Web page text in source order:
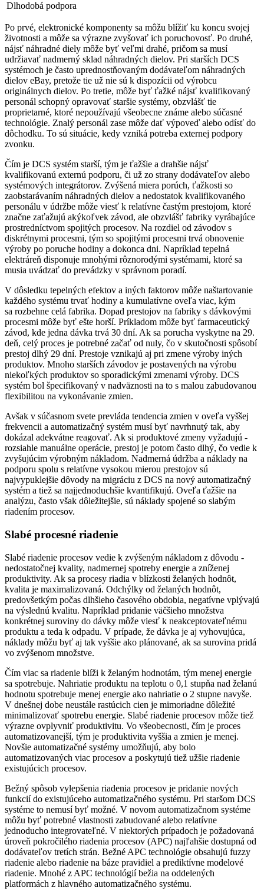
Dlhodobá podpora
Po prvé, elektronické komponenty sa môžu blížiť ku koncu svojej
životnosti a môže sa výrazne zvyšovať ich poruchovosť. Po druhé,
nájsť náhradné diely môže byť veľmi drahé, pričom sa musí
udržiavať nadmerný sklad náhradných dielov. Pri starších DCS
systémoch je často uprednostňovaným dodávateľom náhradných
dielov eBay, pretože tie už nie sú k dispozícii od výrobcu
originálnych dielov. Po tretie, môže byť ťažké nájsť kvalifikovaný
personál schopný opravovať staršie systémy, obzvlášť tie
proprietarné, ktoré nepoužívajú všeobecne známe alebo súčasné
technológie. Znalý personál zase môže dať výpoveď alebo odísť do
dôchodku. To sú situácie, kedy vzniká potreba externej podpory
zvonku.
Čím je DCS systém starší, tým je ťažšie a drahšie nájsť
kvalifikovanú externú podporu, či už zo strany dodávateľov alebo
systémových integrátorov. Zvýšená miera porúch, ťažkosti so
zaobstarávaním náhradných ­dielov a nedostatok kvalifikovaného
personálu v údržbe môže viesť k relatívne častým prestojom, ktoré
značne zaťažujú akýkoľvek závod, ale obzvlášť fabriky vyrábajúce
prostredníctvom spojitých procesov. Na rozdiel od závodov s
diskrétnymi procesmi, tým so spojitými procesmi trvá obnovenie
výroby po poruche hodiny a dokonca dni. Napríklad tepelná
elektráreň disponuje mnohými rôznorodými systémami, ktoré sa
musia uvádzať do prevádzky v správnom poradí.
V dôsledku tepelných efektov a iných faktorov môže naštartovanie
každého systému trvať hodiny a kumulatívne oveľa viac, kým
sa rozbehne celá fabrika. Dopad prestojov na fabriky s dávkovými
procesmi môže byť ešte horší. Príkladom môže byť farmaceutický
závod, kde jedna dávka trvá 30 dní. Ak sa porucha vyskytne na 29.
deň, celý proces je ­potrebné začať od nuly, čo v skutočnosti spôsobí
prestoj dlhý 29 dní. Prestoje vznikajú aj pri zmene výroby iných
produktov. Mnoho starších závodov je postavených na výrobu
niekoľkých produktov so sporadickými zmenami výroby. DCS
systém bol špecifikovaný v nadväznosti na to s malou zabudovanou
flexibilitou na vykonávanie zmien.
Avšak v súčasnom svete prevláda tendencia zmien v oveľa vyššej
frekvencii a automatizačný systém musí byť navrhnutý tak, aby
dokázal adekvátne reagovať. Ak si produktové zmeny vyžadujú ­
rozsiahle manuálne operácie, prestoj je potom často dlhý, čo vedie k
zvyšujúcim výrobným nákladom. Nadmerná údržba a náklady na
podporu spolu s relatívne vysokou mierou prestojov sú
najvypuklejšie dôvody na migráciu z DCS na nový automatizačný
systém a tiež sa najjednoduchšie kvantifikujú. Oveľa ťažšie na
analýzu, často však dôležitejšie, sú náklady spojené so slabým
riadením procesov.
Slabé procesné riadenie
Slabé riadenie procesov vedie k zvýšeným nákladom z dôvodu ­
nedostatočnej kvality, nadmernej spotreby energie a zníženej
produktivity. Ak sa procesy riadia v blízkosti želaných hodnôt,
kvalita je maximalizovaná. Odchýlky od želaných hodnôt,
predovšetkým počas dlhšieho časového obdobia, negatívne vplývajú
na výslednú kvalitu. Napríklad pridanie väčšieho množstva
konkrétnej suroviny do dávky môže viesť k neakceptovateľnému
produktu a teda k odpadu. V ­prípade, že dávka je aj vyhovujúca,
náklady môžu byť aj tak vyššie ako plánované, ak sa surovina pridá
vo zvýšenom množstve.
Čím viac sa riadenie blíži k želaným hodnotám, tým menej energie
sa spotrebuje. Nahriatie produktu na teplotu o 0,1 stupňa nad želanú
hodnotu spotrebuje menej energie ako nahriatie o 2 stupne ­navyše.
V dnešnej dobe neustále rastúcich cien je mimoriadne ­dôležité
minimalizovať spotrebu energie. Slabé riadenie procesov môže tiež
výrazne ovplyvniť produktivitu. Vo všeobecnosti, čím je proces
automatizovanejší, tým je produktivita vyššia a zmien je menej.
Novšie automatizačné systémy umožňujú, aby bolo
automatizovaných viac procesov a poskytujú tiež užšie riadenie
existujúcich procesov.
Bežný spôsob vylepšenia riadenia procesov je pridanie nových
funkcií do existujúceho automatizačného systému. Pri staršom DCS
systéme to nemusí byť možné. V novom automatizačnom systéme
môžu byť potrebné vlastnosti zabudované alebo relatívne
jednoducho integrovateľné. V niektorých prípadoch je požadovaná
úroveň pokročilého riadenia procesov (APC) najľahšie dostupná od
dodávateľov tretích strán. Bežné APC technológie obsahujú fuzzy
riadenie alebo riadenie na báze pravidiel a prediktívne modelové
riadenie. Mnohé z APC technológií bežia na oddelených
platformách z hlavného automatizačného systému.